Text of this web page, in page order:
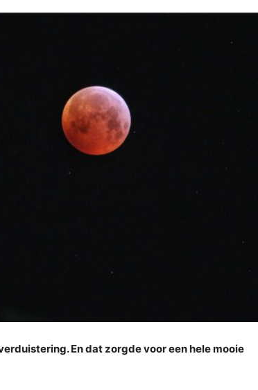
En dat zorgde voor een hele mooie